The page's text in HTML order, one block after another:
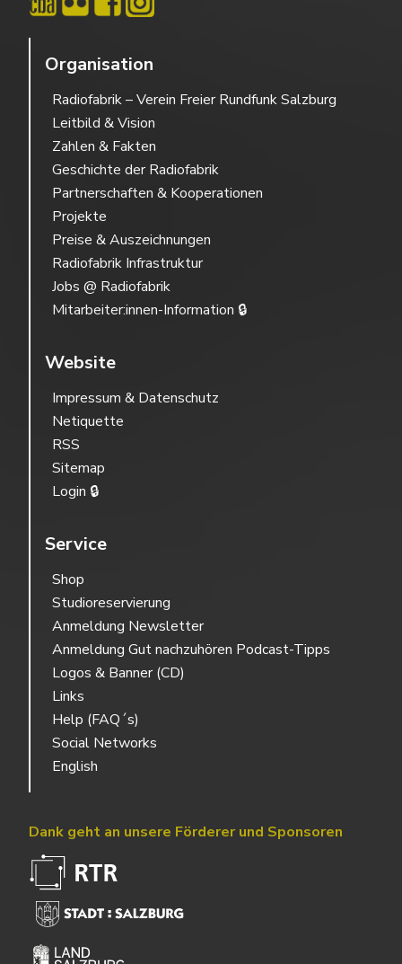
Organisation
Radiofabrik – Verein Freier Rundfunk Salzburg
Leitbild & Vision
Zahlen & Fakten
Geschichte der Radiofabrik
Partnerschaften & Kooperationen
Projekte
Preise & Auszeichnungen
Radiofabrik Infrastruktur
Jobs @ Radiofabrik
Mitarbeiter:innen-Information 🔒
Website
Impressum & Datenschutz
Netiquette
RSS
Sitemap
Login 🔒
Service
Shop
Studioreservierung
Anmeldung Newsletter
Anmeldung Gut nachzuhören Podcast-Tipps
Logos & Banner (CD)
Links
Help (FAQ´s)
Social Networks
English
Dank geht an unsere Förderer und Sponsoren